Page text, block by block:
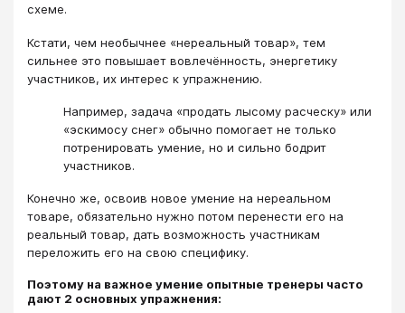
схеме.
Кстати, чем необычнее «нереальный товар», тем
сильнее это повышает вовлечённость, энергетику
участников, их интерес к упражнению.
Например, задача «продать лысому расческу» или
«эскимосу снег» обычно помогает не только
потренировать умение, но и сильно бодрит
участников.
Конечно же, освоив новое умение на нереальном
товаре, обязательно нужно потом перенести его на
реальный товар, дать возможность участникам
переложить его на свою специфику.
Поэтому на важное умение опытные тренеры часто
дают 2 основных упражнения: